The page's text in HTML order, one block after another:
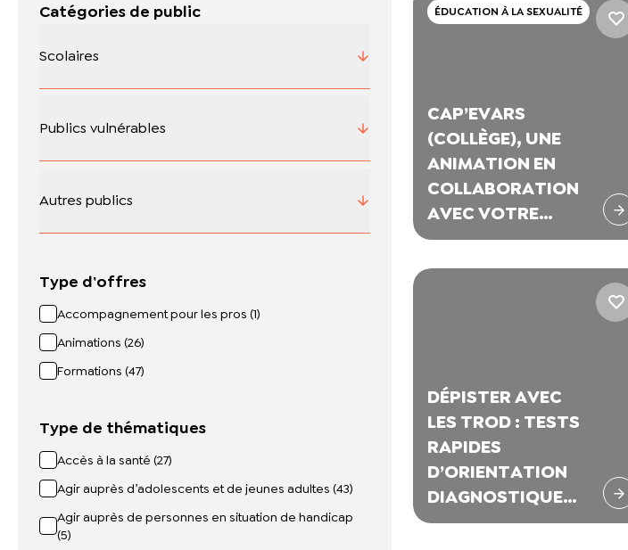
Catégories de public
Scolaires
Publics vulnérables
Autres publics
Type d'offres
Accompagnement pour les pros (1)
Animations (26)
Formations (47)
Type de thématiques
Accès à la santé (27)
Agir auprès d’adolescents et de jeunes adultes (43)
Agir auprès de personnes en situation de handicap
(5)
ÉDUCATION À LA SEXUALITÉ
CAP’EVARS
(COLLÈGE), UNE
ANIMATION EN
COLLABORATION
AVEC VOTRE
ÉQUIPE
PÉDAGOGIQUE
DÉPISTER AVEC
LES TROD : TESTS
RAPIDES
D’ORIENTATION
DIAGNOSTIQUE
DE LA SYPHILIS